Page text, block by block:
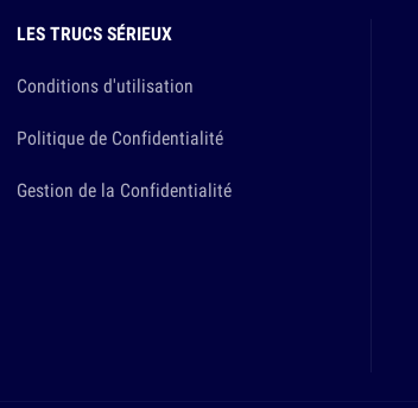
LES TRUCS SÉRIEUX
Conditions d'utilisation
Politique de Confidentialité
Gestion de la Confidentialité